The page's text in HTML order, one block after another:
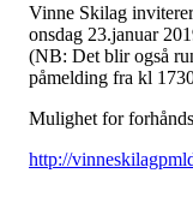
Vinne Skilag
onsdag 23.januar
(NB: Det blir også
påmelding fra kl
Mulighet for
http://